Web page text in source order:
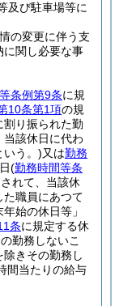
及び駐車場等に
の変更に伴う支
に関し必要な事
条例第9条に規
10条第1項の規
り振られた勤
該休日に代わ
いう。)又は勤務
(勤務時間等条
れて、当該休
た職員にあつて
始の休日等」
条に規定する休
勤務しないこ
きその勤務し
間当たりの給与